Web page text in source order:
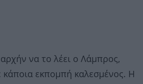
να το λέει ο Λάμπρος,
κάποια εκπομπή καλεσμένος. Η